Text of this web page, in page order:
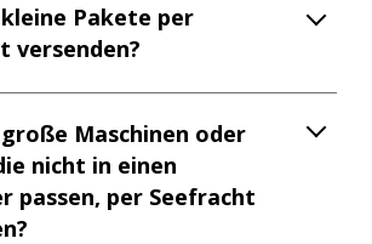
kleine Pakete per
versenden?
Maschinen oder
nicht in einen
passen, per Seefracht